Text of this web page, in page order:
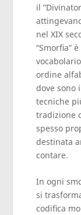
il
nel XIX
“Smorfia”
ordine
dove sono
tecniche
tradizione
spesso
destinata
contare.
In ogni
si
codifica